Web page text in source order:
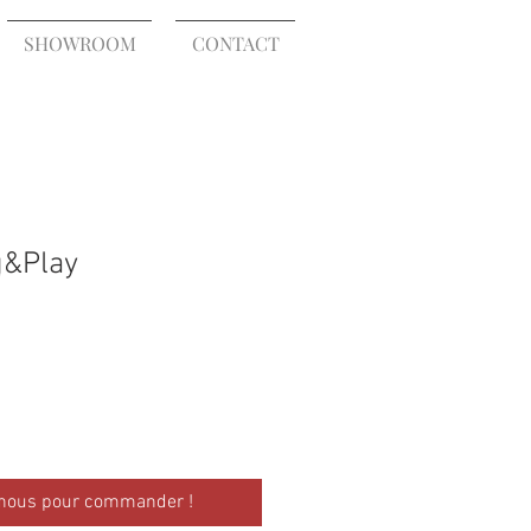
SHOWROOM CONTACT
pour commander !